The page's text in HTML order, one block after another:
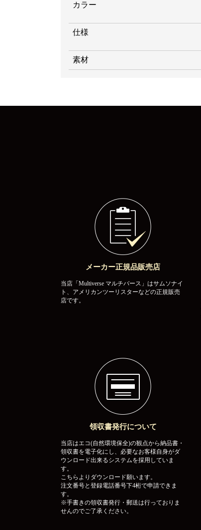
カラー
仕様
素材
メーカー正規品販売店
当店「Multiverse マルチバース」はサムソナイ
ト、アメリカンツーリスターなどの正規販売
店です。
領収書発行について
当店はエコ(自然環境保全)の観点から納品書・
領収書を電子化にし、必要なお客様自身がダ
ウンロード出来るシステムを採用していま
す。
こちらよりダウンロード願います。
注文番号と登録電話番号下4桁で申請できま
す。
※手書きの領収書発行・郵送は行っておりま
せんのでご了承ください。